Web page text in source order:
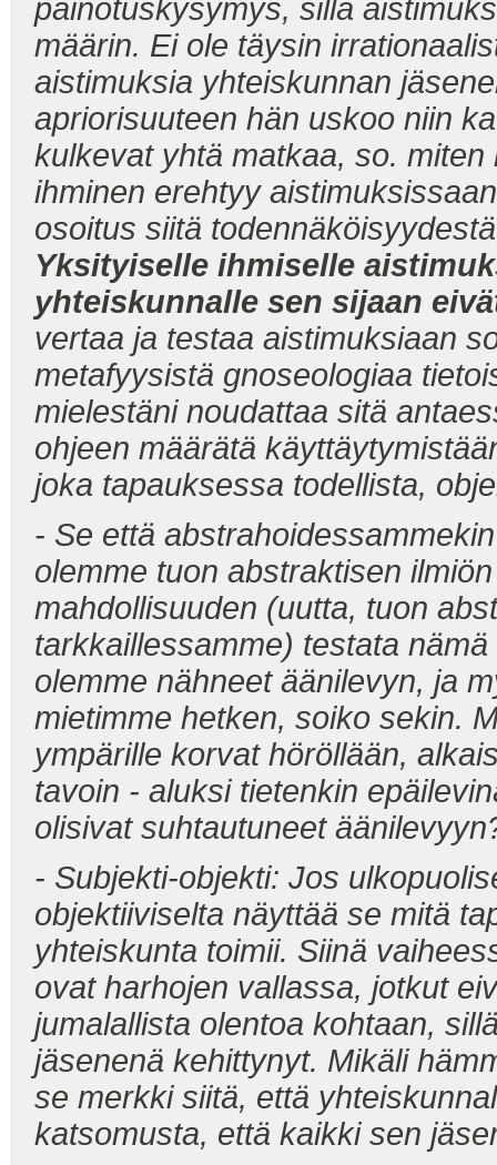
painotuskysymys, sillä
määrin. Ei ole täysin
aistimuksia yhteiskunnan
apriorisuuteen hän uskoo niin
kulkevat yhtä matkaa, so.
ihminen erehtyy
osoitus siitä
Yksityiselle ihmiselle
yhteiskunnalle sen sijaan
vertaa ja testaa aistimuksiaan
metafyysistä gnoseologiaa
mielestäni noudattaa sitä
ohjeen määrätä
joka tapauksessa todellista,
- Se että
olemme tuon abstraktisen
mahdollisuuden (uutta, tuon
tarkkaillessamme) testata
olemme nähneet äänilevyn, ja
mietimme hetken, soiko sekin.
ympärille korvat höröllään,
tavoin - aluksi tietenkin
olisivat suhtautuneet
- Subjekti-objekti: Jos
objektiiviselta näyttää se mitä
yhteiskunta toimii. Siinä
ovat harhojen vallassa, jotkut
jumalallista olentoa kohtaan,
jäsenenä kehittynyt. Mikäli
se merkki siitä, että
katsomusta, että kaikki sen